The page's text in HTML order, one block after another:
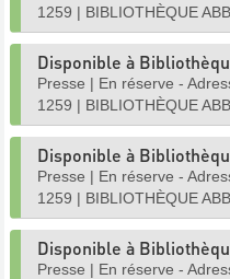
1259 | BIBLIOTHÈQUE
Disponible à
Presse | En réserve -
1259 | BIBLIOTHÈQUE
Disponible à
Presse | En réserve -
1259 | BIBLIOTHÈQUE
Disponible à
Presse | En réserve -